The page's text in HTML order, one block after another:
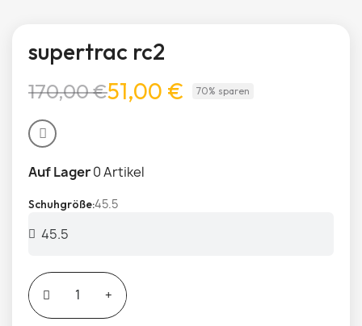
supertrac rc2
170,00 €51,00 € 70% sparen
Auf Lager0 Artikel
Schuhgröße45.5